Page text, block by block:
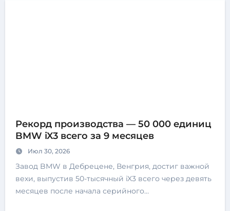
Рекорд производства — 50 000 единиц
BMW iX3 всего за 9 месяцев
Июл 30, 2026
Завод BMW в Дебрецене, Венгрия, достиг важной
вехи, выпустив 50-тысячный iX3 всего через девять
месяцев после начала серийного…